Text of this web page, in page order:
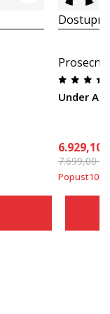
Under
6.929,10
7.699,00
Popust10%